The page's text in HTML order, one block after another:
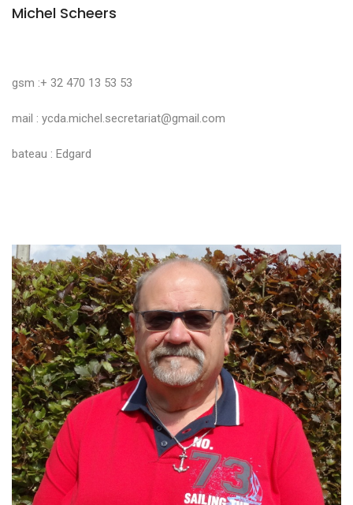
Michel Scheers
gsm :+ 32 470 13 53 53
mail : ycda.michel.secretariat@gmail.com
bateau : Edgard